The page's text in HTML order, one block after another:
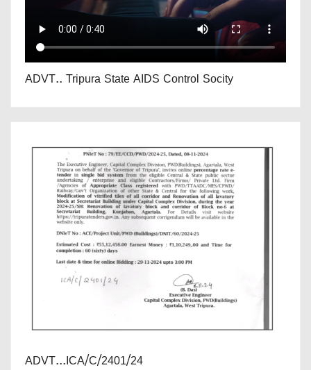
ADVT.. Tripura State AIDS Control Socity
ADVT...ICA/C/2401/24